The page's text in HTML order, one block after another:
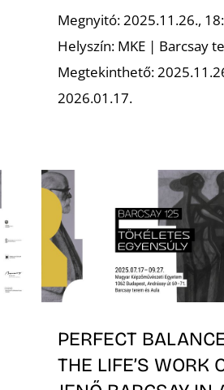
Megnyitó: 2025.11.26.,
Helyszín: MKE | Barcsay
Megtekinthető:
2026.01.17.
PERFECT
THE LIFE’S WORK